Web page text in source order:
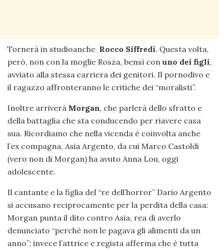
Tornerà in studioanche Rocco Siffredi. Questa volta,
però, non con la moglie Rosza, bensì con uno dei figli,
avviato alla stessa carriera dei genitori. Il pornodivo e
il ragazzo affronteranno le critiche dei “moralisti”.
Inoltre arriverà Morgan, che parlerà dello sfratto e
della battaglia che sta conducendo per riavere casa
sua. Ricordiamo che nella vicenda è coinvolta anche
l’ex compagna, Asia Argento, da cui Marco Castoldi
(vero non di Morgan) ha avuto Anna Lou, oggi
adolescente.
Il cantante e la figlia del “re dell’horror” Dario Argento
si accusano reciprocamente per la perdita della casa:
Morgan punta il dito contro Asia, rea di averlo
denunciato “perché non le pagava gli alimenti da un
anno”; invece l’attrice e regista afferma che è tutta